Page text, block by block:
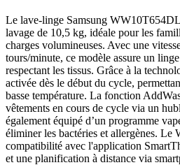
Le lave-linge Samsung
lavage de 10,5 kg, idéale pour les
charges volumineuses. Avec une
tours/minute, ce modèle assure un
respectant les tissus. Grâce à la
activée dès le début du cycle,
basse température. La fonction
vêtements en cours de cycle via un
également équipé d’un programme
éliminer les bactéries et allergènes. Le
compatibilité avec l'application
et une planification à distance via